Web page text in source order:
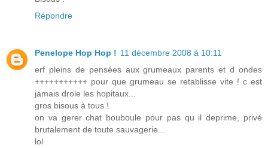
Répondre
Penelope Hop Hop ! 11 décembre 2008 à 10:11
erf pleins de pensées aux grumeaux parents et d ondes
+++++++++++ pour que grumeau se retablisse vite ! c est
jamais drole les hopitaux...
gros bisous à tous !
on va gerer chat bouboule pour pas qu il deprime, privé
brutalement de toute sauvagerie...
lol